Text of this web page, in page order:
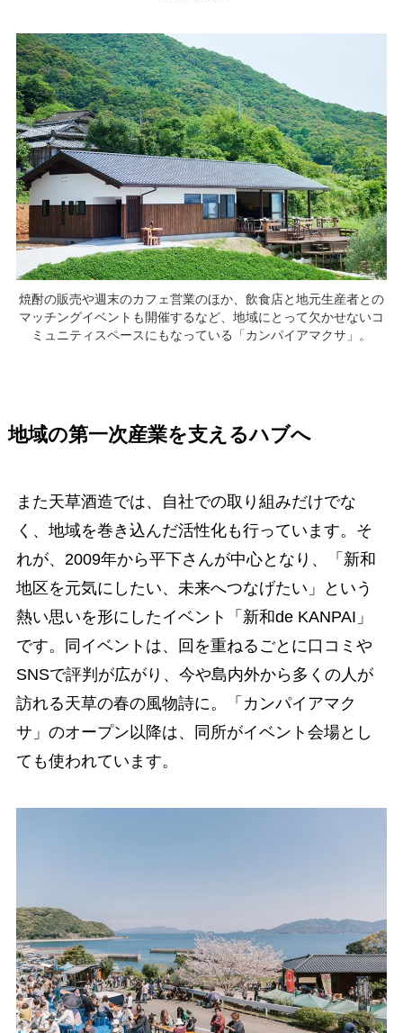
焼酎の販売や週末のカフェ営業のほか、飲食店と地元生産者との
マッチングイベントも開催するなど、地域にとって欠かせないコ
ミュニティスペースにもなっている「カンパイアマクサ」。
地域の第一次産業を支えるハブへ
また天草酒造では、自社での取り組みだけでな
く、地域を巻き込んだ活性化も行っています。そ
れが、2009年から平下さんが中心となり、「新和
地区を元気にしたい、未来へつなげたい」という
熱い思いを形にしたイベント「新和de KANPAI」
です。同イベントは、回を重ねるごとに口コミや
SNSで評判が広がり、今や島内外から多くの人が
訪れる天草の春の風物詩に。「カンパイアマク
サ」のオープン以降は、同所がイベント会場とし
ても使われています。